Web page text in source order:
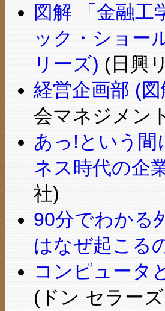
図解 「金融
ック・ショー
リーズ) (日興
経営企画部 (
会マネジメン
あっ!という
ネス時代の企
社)
90分でわかる
はなぜ起こる
コンピュータ
(ドン セラー